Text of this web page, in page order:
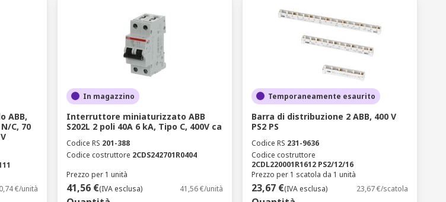
ABB,
C, 70
€/unità
In magazzino
Interruttore miniaturizzato ABB
S202L 2 poli 40A 6 kA, Tipo C, 400V ca
Codice RS 201-388
Codice costruttore 2CDS242701R0404
Prezzo per 1 unità
41,56 €(IVA esclusa) 41,56 €/unità
Temporaneamente esaurito
Barra di distribuzione 2 ABB, 400 V
PS2 PS
Codice RS 231-9636
Codice costruttore
2CDL220001R1612 PS2/12/16
Prezzo per 1 scatola da 1 unità
23,67 €(IVA esclusa) 23,67 €/scatola